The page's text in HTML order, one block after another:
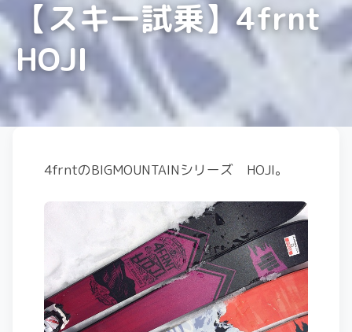
【スキー試乗】4frnt
HOJI
4frntのBIGMOUNTAINシリーズ HOJI。